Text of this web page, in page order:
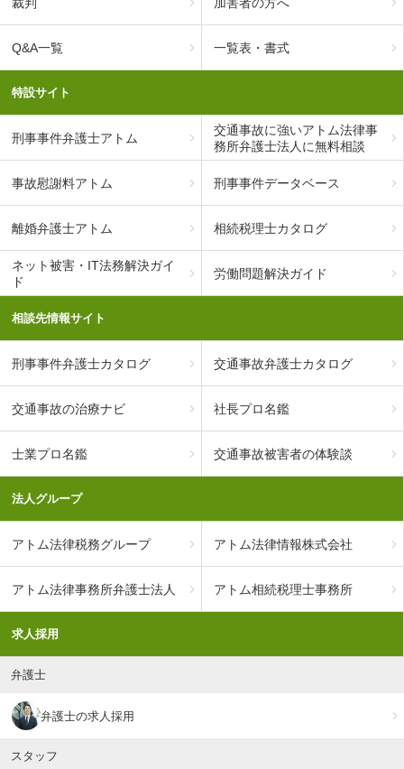
Q&A一覧 一覧表・書式
特設サイト
刑事事件弁護士アトム
交通事故に強いアトム法律事
務所弁護士法人に無料相談
事故慰謝料アトム 刑事事件データベース
離婚弁護士アトム 相続税理士カタログ
ネット被害・IT法務解決ガイ
ド
労働問題解決ガイド
相談先情報サイト
刑事事件弁護士カタログ 交通事故弁護士カタログ
交通事故の治療ナビ 社長プロ名鑑
士業プロ名鑑 交通事故被害者の体験談
法人グループ
アトム法律税務グループ アトム法律情報株式会社
アトム法律事務所弁護士法人 アトム相続税理士事務所
求人採用
弁護士
弁護士の求人採用
スタッフ